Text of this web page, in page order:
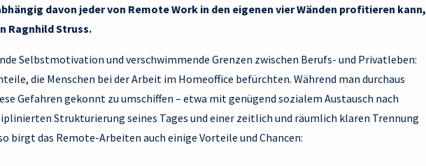
davon jeder von Remote Work in den eigenen vier Wänden profitieren kann,
Ragnhild Struss.
Selbstmotivation und verschwimmende Grenzen zwischen Berufs- und Privatleben:
die Menschen bei der Arbeit im Homeoffice befürchten. Während man durchaus
Gefahren gekonnt zu umschiffen – etwa mit genügend sozialem Austausch nach
Strukturierung seines Tages und einer zeitlich und räumlich klaren Trennung
birgt das Remote-Arbeiten auch einige Vorteile und Chancen: